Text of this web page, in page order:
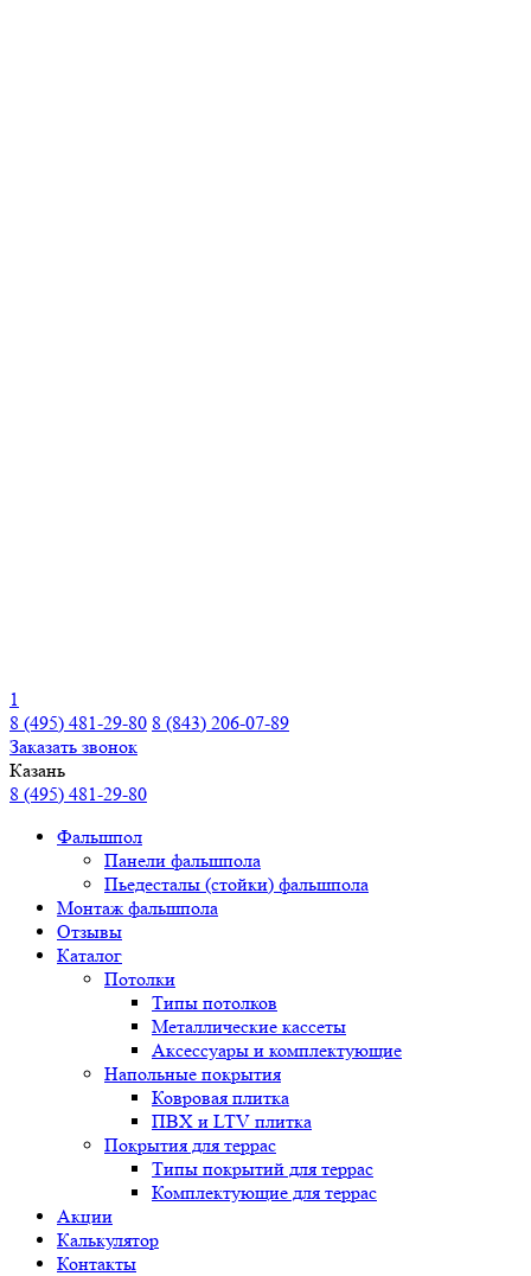
1
8 (495) 481-29-80 8 (843) 206-07-89
Заказать звонок
Казань
8 (495) 481-29-80
Фальшпол
Панели фальшпола
Пьедесталы (стойки) фальшпола
Монтаж фальшпола
Отзывы
Каталог
Потолки
Типы потолков
Металлические кассеты
Аксессуары и комплектующие
Напольные покрытия
Ковровая плитка
ПВХ и LTV плитка
Покрытия для террас
Типы покрытий для террас
Комплектующие для террас
Акции
Калькулятор
Контакты